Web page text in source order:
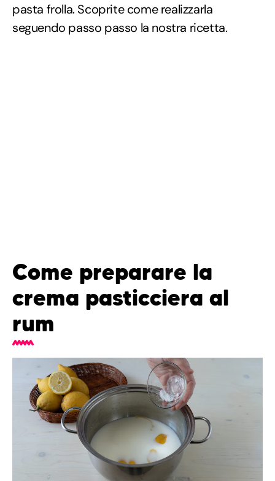
pasta frolla. Scoprite come realizzarla
seguendo passo passo la nostra ricetta.
Come preparare la
crema pasticciera al
rum